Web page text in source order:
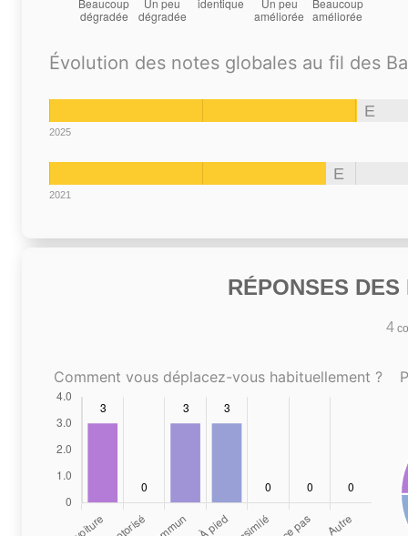
Évolution des notes globales au fil des
E
2025
E
2021
RÉPONSES
4
Comment vous déplacez-vous habituellement ?